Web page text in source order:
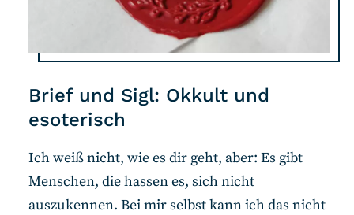
Brief und Sigl: Okkult und
esoterisch
Ich weiß nicht, wie es dir geht, aber: Es gibt
Menschen, die hassen es, sich nicht
auszukennen. Bei mir selbst kann ich das nicht